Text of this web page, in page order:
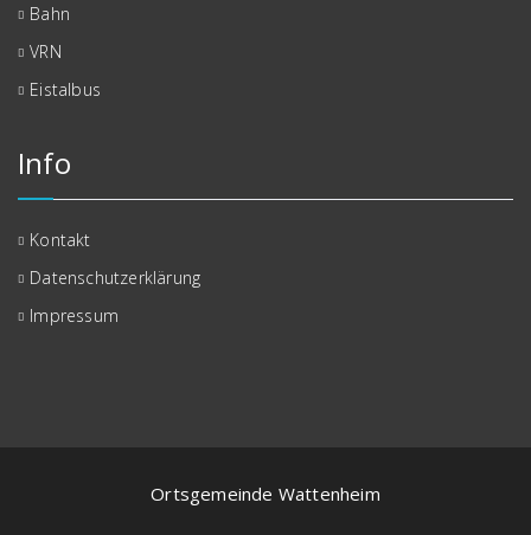
Bahn
VRN
Eistalbus
Info
Kontakt
Datenschutzerklärung
Impressum
Ortsgemeinde Wattenheim